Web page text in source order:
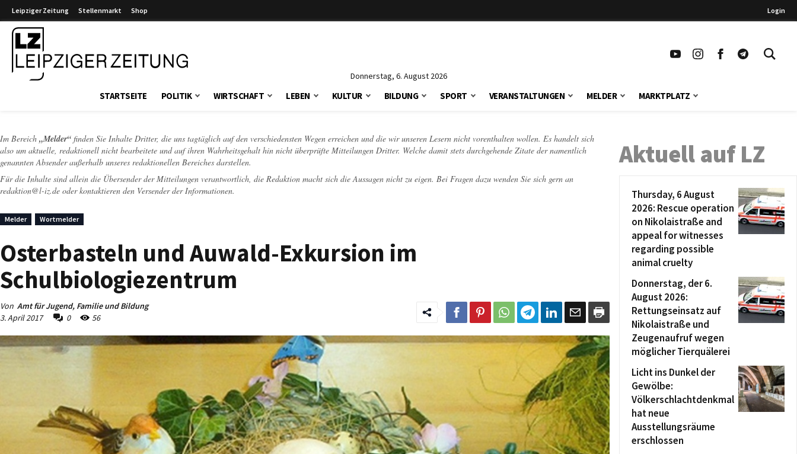
Leipziger Zeitung Stellenmarkt Shop Login
Donnerstag, 6. August 2026
STARTSEITE POLITIK WIRTSCHAFT LEBEN KULTUR BILDUNG SPORT VERANSTALTUNGEN MELDER MARKTPLATZ
Im Bereich „Melder“ finden Sie Inhalte Dritter, die uns tagtäglich auf den verschiedensten Wegen erreichen und die wir unseren Lesern nicht vorenthalten wollen. Es handelt sich
also um aktuelle, redaktionell nicht bearbeitete und auf ihren Wahrheitsgehalt hin nicht überprüfte Mitteilungen Dritter. Welche damit stets durchgehende Zitate der namentlich
genannten Absender außerhalb unseres redaktionellen Bereiches darstellen.
Für die Inhalte sind allein die Übersender der Mitteilungen verantwortlich, die Redaktion macht sich die Aussagen nicht zu eigen. Bei Fragen dazu wenden Sie sich gern an
redaktion@l-iz.de oder kontaktieren den Versender der Informationen.
Melder Wortmelder
Osterbasteln und Auwald-Exkursion im
Schulbiologiezentrum
Von Amt für Jugend, Familie und Bildung
3. April 2017
0 56
Aktuell auf LZ
Thursday, 6 August
2026: Rescue operation
on Nikolaistraße and
appeal for witnesses
regarding possible
animal cruelty
Donnerstag, der 6.
August 2026:
Rettungseinsatz auf
Nikolaistraße und
Zeugenaufruf wegen
möglicher Tierquälerei
Licht ins Dunkel der
Gewölbe:
Völkerschlachtdenkmal
hat neue
Ausstellungsräume
erschlossen